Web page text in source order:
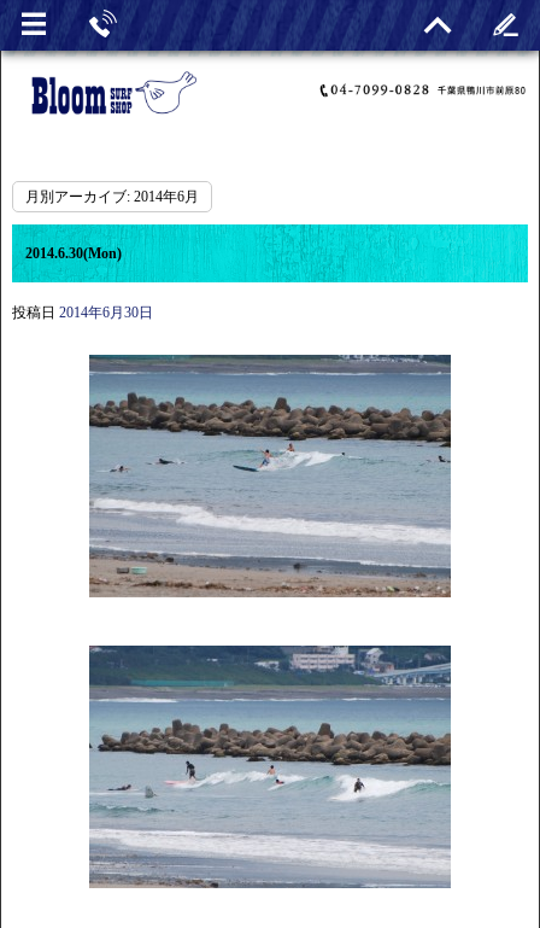
月別アーカイブ: 2014年6月
2014.6.30(Mon)
投稿日 2014年6月30日